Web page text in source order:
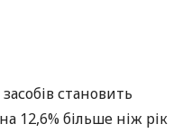
становить
12,6% більше ніж рік